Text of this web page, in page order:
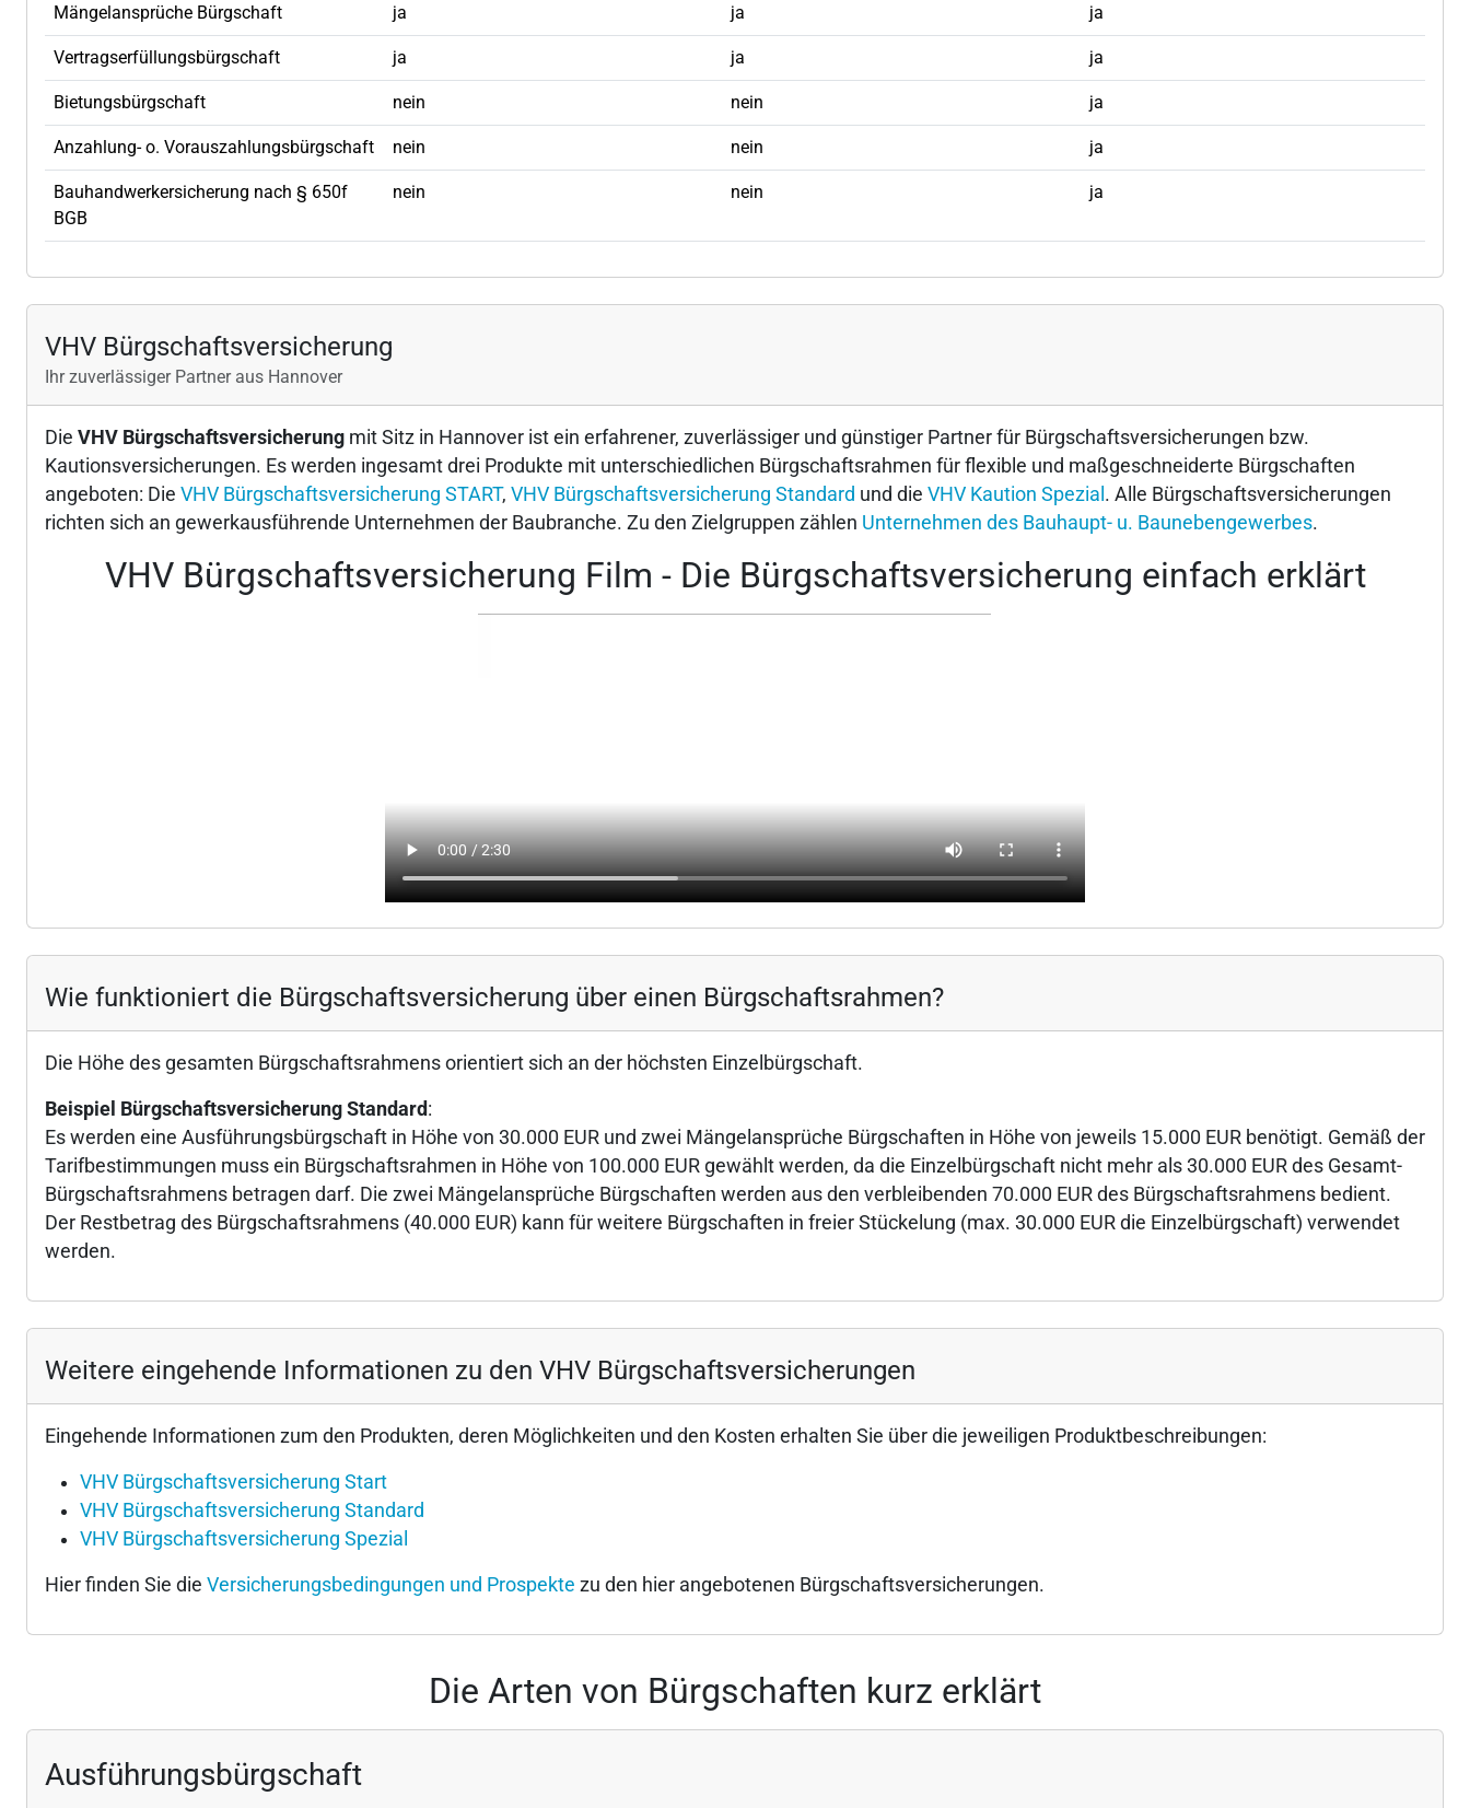
Mängelansprüche Bürgschaft ja ja ja
Vertragserfüllungsbürgschaft ja ja ja
Bietungsbürgschaft nein nein ja
Anzahlung- o. Vorauszahlungsbürgschaft nein nein ja
Bauhandwerkersicherung nach § 650f
BGB
nein nein ja
VHV Bürgschaftsversicherung
Ihr zuverlässiger Partner aus Hannover
Die VHV Bürgschaftsversicherung mit Sitz in Hannover ist ein erfahrener, zuverlässiger und günstiger Partner für Bürgschaftsversicherungen bzw.
Kautionsversicherungen. Es werden ingesamt drei Produkte mit unterschiedlichen Bürgschaftsrahmen für flexible und maßgeschneiderte Bürgschaften
angeboten: Die VHV Bürgschaftsversicherung START, VHV Bürgschaftsversicherung Standard und die VHV Kaution Spezial . Alle Bürgschaftsversicherungen
richten sich an gewerkausführende Unternehmen der Baubranche. Zu den Zielgruppen zählen Unternehmen des Bauhaupt- u. Baunebengewerbes.
VHV Bürgschaftsversicherung Film - Die Bürgschaftsversicherung einfach erklärt
Wie funktioniert die Bürgschaftsversicherung über einen Bürgschaftsrahmen?
Die Höhe des gesamten Bürgschaftsrahmens orientiert sich an der höchsten Einzelbürgschaft.
Beispiel Bürgschaftsversicherung Standard :
Es werden eine Ausführungsbürgschaft in Höhe von 30.000 EUR und zwei Mängelansprüche Bürgschaften in Höhe von jeweils 15.000 EUR benötigt. Gemäß der
Tarifbestimmungen muss ein Bürgschaftsrahmen in Höhe von 100.000 EUR gewählt werden, da die Einzelbürgschaft nicht mehr als 30.000 EUR des Gesamt-
Bürgschaftsrahmens betragen darf. Die zwei Mängelansprüche Bürgschaften werden aus den verbleibenden 70.000 EUR des Bürgschaftsrahmens bedient.
Der Restbetrag des Bürgschaftsrahmens (40.000 EUR) kann für weitere Bürgschaften in freier Stückelung (max. 30.000 EUR die Einzelbürgschaft) verwendet
werden.
Weitere eingehende Informationen zu den VHV Bürgschaftsversicherungen
Eingehende Informationen zum den Produkten, deren Möglichkeiten und den Kosten erhalten Sie über die jeweiligen Produktbeschreibungen:
VHV Bürgschaftsversicherung Start
VHV Bürgschaftsversicherung Standard
VHV Bürgschaftsversicherung Spezial
Hier finden Sie die Versicherungsbedingungen und Prospekte zu den hier angebotenen Bürgschaftsversicherungen.
Die Arten von Bürgschaften kurz erklärt
Ausführungsbürgschaft